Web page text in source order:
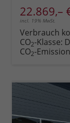
22.869,–
incl. 19% MwSt.
Verbrauch
CO2-Klasse: D
CO2-